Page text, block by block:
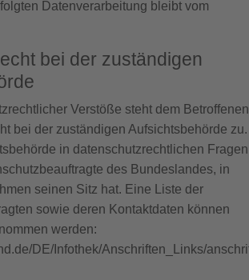
Datenverarbeitung bleibt vom
bei der zuständigen
Verstöße steht dem Betroffenen
bei der zuständigen Aufsichtsbehörde zu.
in datenschutzrechtlichen Fragen
des Bundeslandes, in
seinen Sitz hat. Eine Liste der
sowie deren Kontaktdaten können
werden:
DE/Infothek/Anschriften_Links/